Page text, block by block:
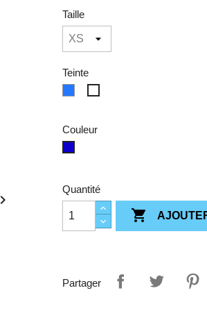

Taille
Teinte
Couleur
Quantité

Partager